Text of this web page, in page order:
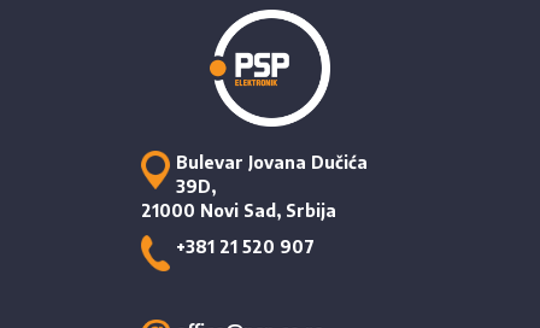
Bulevar Jovana Dučića
39D,
21000 Novi Sad, Srbija
+381 21 520 907